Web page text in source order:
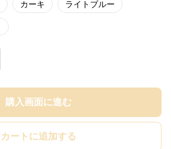
カーキ ライトブルー
購入画面に進む
カートに追加する